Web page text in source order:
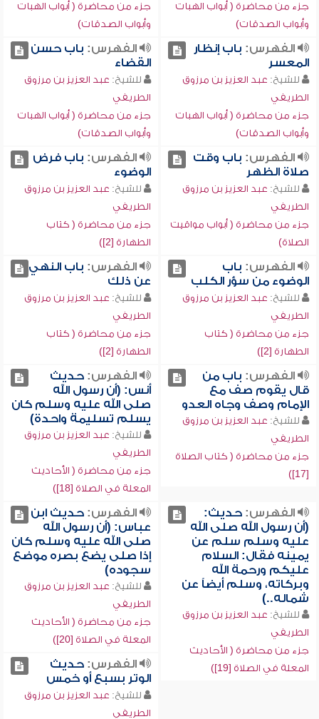
جزء من محاضرة ( أبواب الهبات
وأبواب الصدقات)
جزء من محاضرة ( أبواب الهبات
وأبواب الصدقات)
الفهرس: باب إنظار
المعسر
للشيخ: عبد العزيز بن مرزوق
الطريفي
جزء من محاضرة ( أبواب الهبات
وأبواب الصدقات)
الفهرس: باب حسن
القضاء
للشيخ: عبد العزيز بن مرزوق
الطريفي
جزء من محاضرة ( أبواب الهبات
وأبواب الصدقات)
الفهرس: باب وقت
صلاة الظهر
للشيخ: عبد العزيز بن مرزوق
الطريفي
جزء من محاضرة ( أبواب مواقيت
الصلاة)
الفهرس: باب فرض
الوضوء
للشيخ: عبد العزيز بن مرزوق
الطريفي
جزء من محاضرة ( كتاب
الطهارة [2])
الفهرس: باب
الوضوء من سؤر الكلب
للشيخ: عبد العزيز بن مرزوق
الطريفي
جزء من محاضرة ( كتاب
الطهارة [2])
الفهرس: باب النهي
عن ذلك
للشيخ: عبد العزيز بن مرزوق
الطريفي
جزء من محاضرة ( كتاب
الطهارة [2])
الفهرس: باب من
قال يقوم صف مع
الإمام وصف وجاه العدو
للشيخ: عبد العزيز بن مرزوق
الطريفي
جزء من محاضرة ( كتاب الصلاة
[17])
الفهرس:حديث
أنس: (أن رسول الله
صلى الله عليه وسلم كان
يسلم تسليمة واحدة)
للشيخ: عبد العزيز بن مرزوق
الطريفي
جزء من محاضرة ( الأحاديث
المعلة في الصلاة [18])
الفهرس:حديث:
(أن رسول الله صلى الله
عليه وسلم سلم عن
يمينه فقال: السلام
عليكم ورحمة الله
وبركاته، وسلم أيضاً عن
شماله..)
للشيخ: عبد العزيز بن مرزوق
الطريفي
جزء من محاضرة ( الأحاديث
المعلة في الصلاة [19])
الفهرس:حديث ابن
عباس: (أن رسول الله
صلى الله عليه وسلم كان
إذا صلى يضع بصره موضع
سجوده)
للشيخ: عبد العزيز بن مرزوق
الطريفي
جزء من محاضرة ( الأحاديث
المعلة في الصلاة [20])
الفهرس:حديث
الوتر بسبع أو خمس
للشيخ: عبد العزيز بن مرزوق
الطريفي